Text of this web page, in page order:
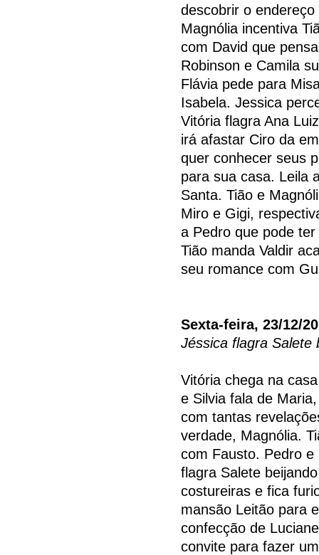
descobrir o
Magnólia incentiva
com David que
Robinson e Camila
Flávia pede para
Isabela. Jessica
Vitória flagra Ana
irá afastar Ciro da
quer conhecer seus
para sua casa. Leila
Santa. Tião e
Miro e Gigi,
a Pedro que pode
Tião manda Valdir
seu romance com
Sexta-feira, 23/12/
Jéssica flagra Salete
Vitória chega na
e Silvia fala de
com tantas
verdade, Magnólia.
com Fausto. Pedro
flagra Salete
costureiras e fica
mansão Leitão para
confecção de
convite para fazer